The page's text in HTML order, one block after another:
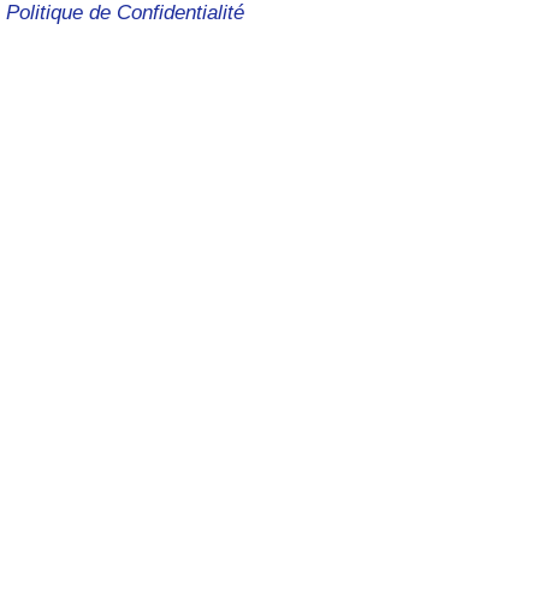
Politique de Confidentialité